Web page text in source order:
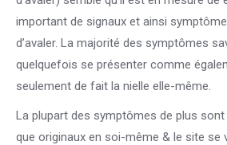
important de signaux et ainsi
d’avaler. La majorité des symptômes
quelquefois se présenter comme
seulement de fait la nielle elle-même.
La plupart des symptômes de plus sont
que originaux en soi-même & le site se